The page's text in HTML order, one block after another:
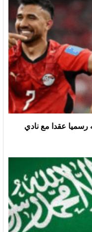
رسميا عقدا مع نادي